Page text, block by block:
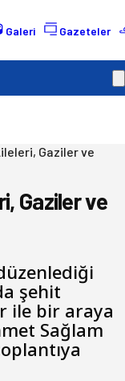
Galeri Gazeteler
Gaziler ve
Gaziler ve
şehit
ile bir araya
Sağlam